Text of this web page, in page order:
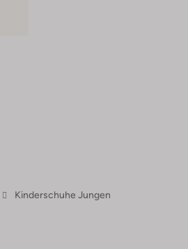
Kinderschuhe Jungen